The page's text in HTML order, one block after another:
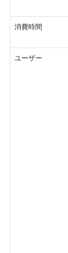
消費時間
ユーザー